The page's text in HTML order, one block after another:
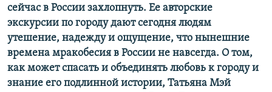
сейчас в России захлопнуть. Ее авторские
экскурсии по городу дают сегодня людям
утешение, надежду и ощущение, что нынешние
времена мракобесия в России не навсегда. О том,
как может спасать и объединять любовь к городу и
знание его подлинной истории, Татьяна Мэй